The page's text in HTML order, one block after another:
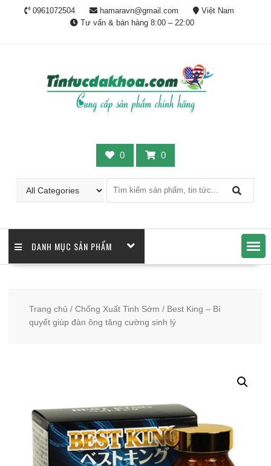
0961072504 hamaravn@gmail.com
Việt Nam
Tư vấn & bán hàng 8:00 – 22:00
0 0
DANH MỤC SẢN PHẨM
Trang chủ / Chống Xuất Tinh Sớm / Best King – Bí
quyết giúp đàn ông tăng cường sinh lý